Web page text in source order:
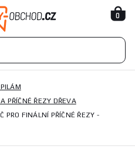
0
PŘÍČNÉ ŘEZY DŘEVA
PRO FINÁLNÍ PŘÍČNÉ ŘEZY -